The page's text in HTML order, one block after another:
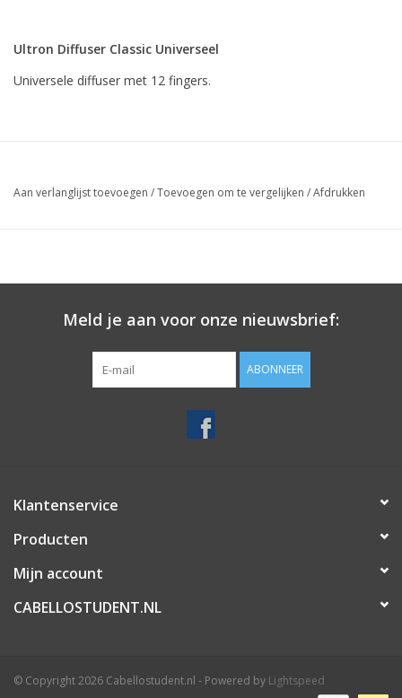
Ultron Diffuser Classic Universeel
Universele diffuser met 12 fingers.
Aan verlanglijst toevoegen /Toevoegen om te vergelijken /Afdrukken
Meld je aan voor onze nieuwsbrief:
ABONNEER
Klantenservice
Producten
Mijn account
CABELLOSTUDENT.NL
© Copyright 2026 Cabellostudent.nl - Powered by Lightspeed